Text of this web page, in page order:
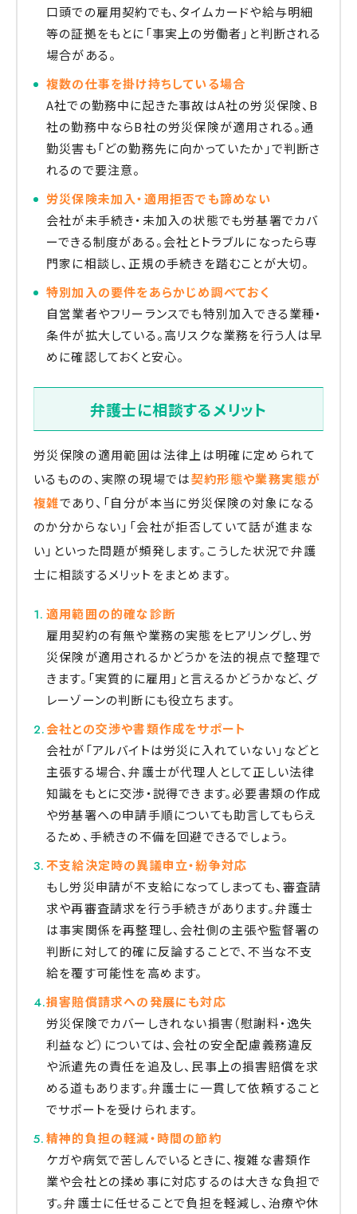
口頭での雇用契約でも、タイムカードや給与明細
等の証拠をもとに「事実上の労働者」と判断される
場合がある。
複数の仕事を掛け持ちしている場合
A社での勤務中に起きた事故はA社の労災保険、B
社の勤務中ならB社の労災保険が適用される。通
勤災害も「どの勤務先に向かっていたか」で判断さ
れるので要注意。
労災保険未加入・適用拒否でも諦めない
会社が未手続き・未加入の状態でも労基署でカバ
ーできる制度がある。会社とトラブルになったら専
門家に相談し、正規の手続きを踏むことが大切。
特別加入の要件をあらかじめ調べておく
自営業者やフリーランスでも特別加入できる業種・
条件が拡大している。高リスクな業務を行う人は早
めに確認しておくと安心。
弁護士に相談するメリット
労災保険の適用範囲は法律上は明確に定められて
いるものの、実際の現場では契約形態や業務実態が
複雑であり、「自分が本当に労災保険の対象になる
のか分からない」「会社が拒否していて話が進まな
い」といった問題が頻発します。こうした状況で弁護
士に相談するメリットをまとめます。
適用範囲の的確な診断
雇用契約の有無や業務の実態をヒアリングし、労
災保険が適用されるかどうかを法的視点で整理で
きます。「実質的に雇用」と言えるかどうかなど、グ
レーゾーンの判断にも役立ちます。
会社との交渉や書類作成をサポート
会社が「アルバイトは労災に入れていない」などと
主張する場合、弁護士が代理人として正しい法律
知識をもとに交渉・説得できます。必要書類の作成
や労基署への申請手順についても助言してもらえ
るため、手続きの不備を回避できるでしょう。
不支給決定時の異議申立・紛争対応
もし労災申請が不支給になってしまっても、審査請
求や再審査請求を行う手続きがあります。弁護士
は事実関係を再整理し、会社側の主張や監督署の
判断に対して的確に反論することで、不当な不支
給を覆す可能性を高めます。
損害賠償請求への発展にも対応
労災保険でカバーしきれない損害（慰謝料・逸失
利益など）については、会社の安全配慮義務違反
や派遣先の責任を追及し、民事上の損害賠償を求
める道もあります。弁護士に一貫して依頼すること
でサポートを受けられます。
精神的負担の軽減・時間の節約
ケガや病気で苦しんでいるときに、複雑な書類作
業や会社との揉め事に対応するのは大きな負担で
す。弁護士に任せることで負担を軽減し、治療や休